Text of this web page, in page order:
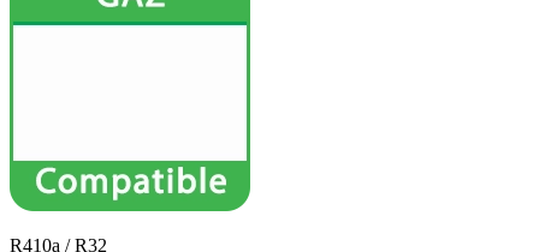
R410a / R32